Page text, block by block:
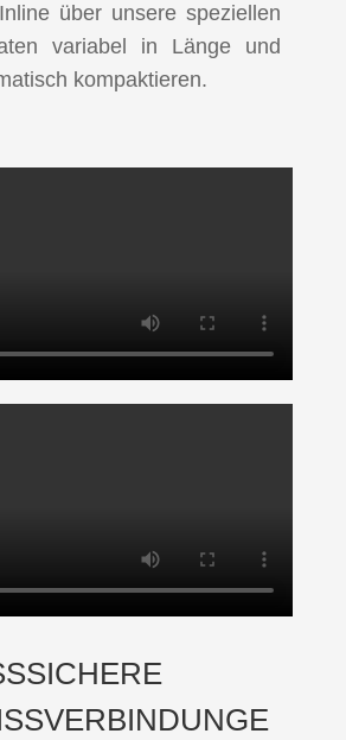
über unsere speziellen
variabel in Länge und
kompaktieren.